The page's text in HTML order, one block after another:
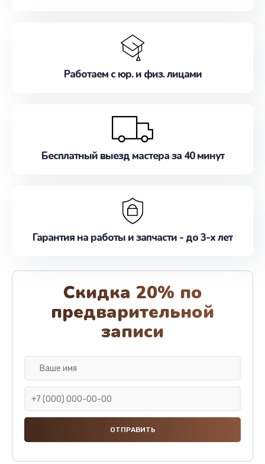
Работаем с юр. и физ. лицами
Бесплатный выезд мастера за 40 минут
Гарантия на работы и запчасти - до 3-х лет
Скидка 20% по
предварительной
записи